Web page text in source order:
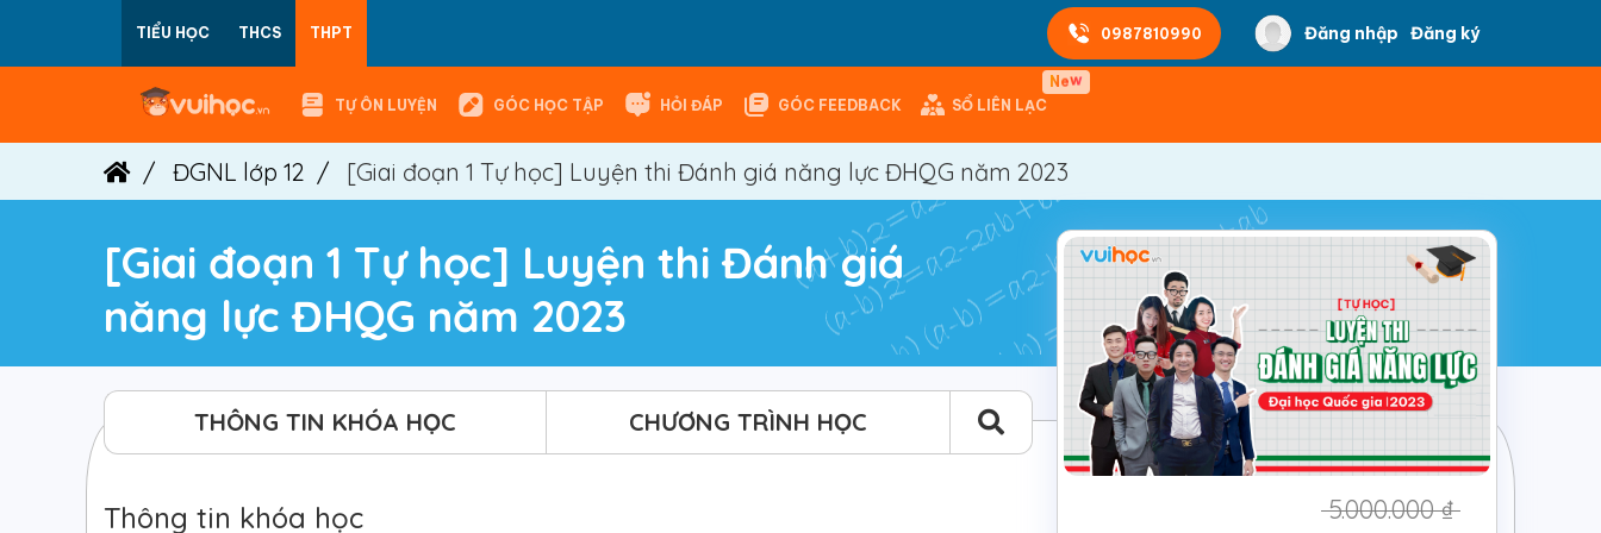
TIỂU HỌC THCS THPT 0987810990 Đăng nhập Đăng ký
TỰ ÔN LUYỆN GÓC HỌC TẬP HỎI ĐÁP GÓC FEEDBACK SỔ LIÊN LẠC
New
ĐGNL lớp 12 [Giai đoạn 1 Tự học] Luyện thi Đánh giá năng lực ĐHQG năm 2023
[Giai đoạn 1 Tự học] Luyện thi Đánh giá
năng lực ĐHQG năm 2023
5.000.000 ₫
THÔNG TIN KHÓA HỌC CHƯƠNG TRÌNH HỌC
Thông tin khóa học